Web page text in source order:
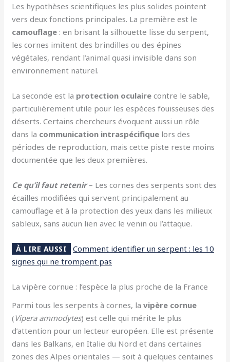
Les hypothèses scientifiques les plus solides pointent
vers deux fonctions principales. La première est le
camouflage : en brisant la silhouette lisse du serpent,
les cornes imitent des brindilles ou des épines
végétales, rendant l’animal quasi invisible dans son
environnement naturel.
La seconde est la protection oculaire contre le sable,
particulièrement utile pour les espèces fouisseuses des
déserts. Certains chercheurs évoquent aussi un rôle
dans la communication intraspécifique lors des
périodes de reproduction, mais cette piste reste moins
documentée que les deux premières.
Ce qu’il faut retenir– Les cornes des serpents sont des
écailles modifiées qui servent principalement au
camouflage et à la protection des yeux dans les milieux
sableux, sans aucun lien avec le venin ou l’attaque.
À LIRE AUSSI
Comment identifier un serpent : les 10
signes qui ne trompent pas
La vipère cornue : l’espèce la plus proche de la France
Parmi tous les serpents à cornes, lavipère cornue
(Vipera ammodytes) est celle qui mérite le plus
d’attention pour un lecteur européen. Elle est présente
dans les Balkans, en Italie du Nord et dans certaines
zones des Alpes orientales — soit à quelques centaines